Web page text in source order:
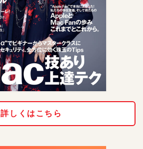
詳しくはこちら